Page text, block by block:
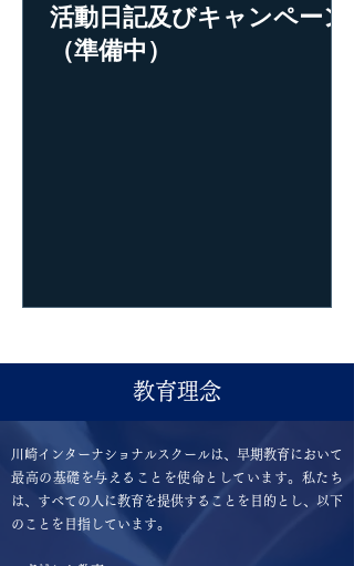
活動日記及びキャンペーン
（準備中）
教育理念
川崎インターナショナルスクールは、早期教育において
最高の基礎を与えることを使命としています。私たち
は、すべての人に教育を提供することを目的とし、以下
のことを目指しています。